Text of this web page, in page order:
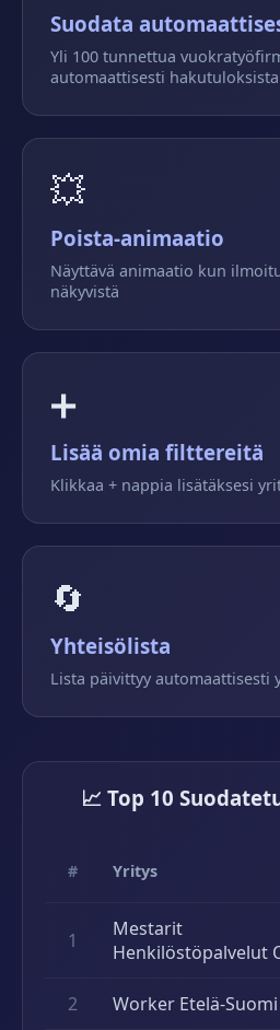
Suodata
Yli 100 tunnettua
automaattisesti hakutuloksista
💥
Poista-animaatio
Näyttävä animaatio kun
näkyvistä
➕
Lisää omia filttereitä
Klikkaa + nappia lisätäksesi
🔄
Yhteisölista
Lista päivittyy automaattisesti
📈 Top 10
# Yritys
1
Mestarit
Henkilöstöpalvelut
2 Worker Etelä-